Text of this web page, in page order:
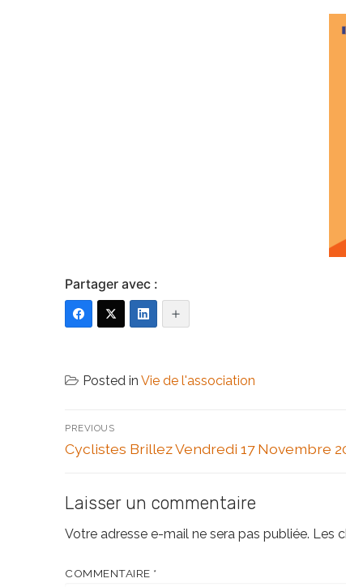
Partager avec :
Posted in Vie de l'association
Navigation
de
PREVIOUS
Previous
Cyclistes Brillez Vendredi 17 Novembre
Laisser un commentaire
Votre adresse e-mail ne sera pas publiée. Les
COMMENTAIRE *